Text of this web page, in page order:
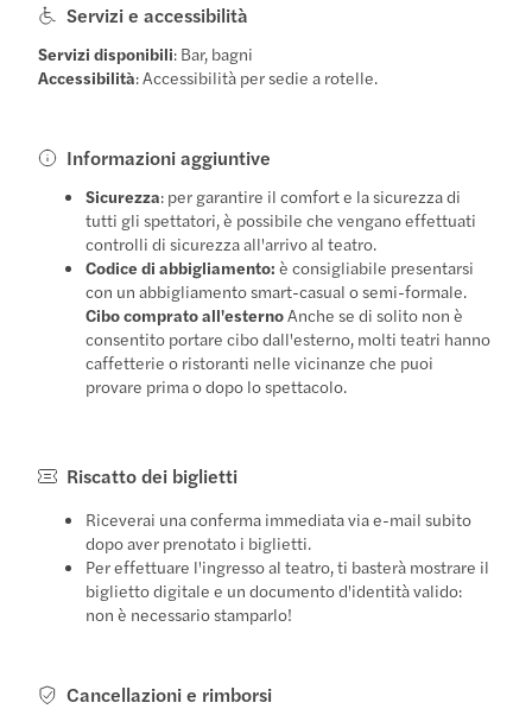
Servizi e accessibilità
Servizi disponibili: Bar, bagni
Accessibilità: Accessibilità per sedie a rotelle.
Informazioni aggiuntive
Sicurezza: per garantire il comfort e la sicurezza di
tutti gli spettatori, è possibile che vengano effettuati
controlli di sicurezza all'arrivo al teatro.
Codice di abbigliamento: è consigliabile presentarsi
con un abbigliamento smart-casual o semi-formale.
Cibo comprato all'esternoAnche se di solito non è
consentito portare cibo dall'esterno, molti teatri hanno
caffetterie o ristoranti nelle vicinanze che puoi
provare prima o dopo lo spettacolo.
Riscatto dei biglietti
Riceverai una conferma immediata via e-mail subito
dopo aver prenotato i biglietti.
Per effettuare l'ingresso al teatro, ti basterà mostrare il
biglietto digitale e un documento d'identità valido:
non è necessario stamparlo!
Cancellazioni e rimborsi